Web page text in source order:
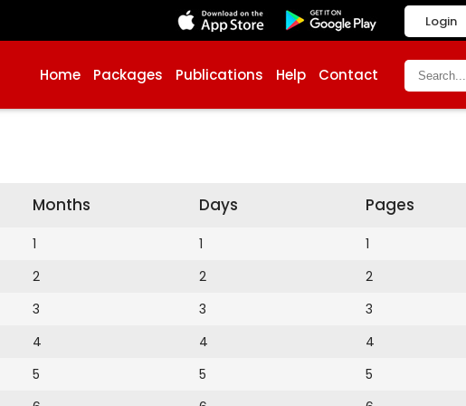
Login
Home Packages Publications Help Contact
Months
1
2
3
4
5
Days
1
2
3
4
5
Pages
1
2
3
4
5